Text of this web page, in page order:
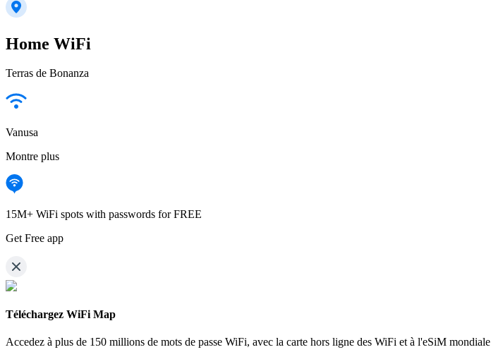
Home WiFi
Terras de Bonanza
Vanusa
Montre plus
15M+ WiFi spots with passwords for FREE
Get Free app
Téléchargez WiFi Map
Accedez à plus de 150 millions de mots de passe WiFi, avec la carte hors ligne des WiFi et à l'eSiM mondiale